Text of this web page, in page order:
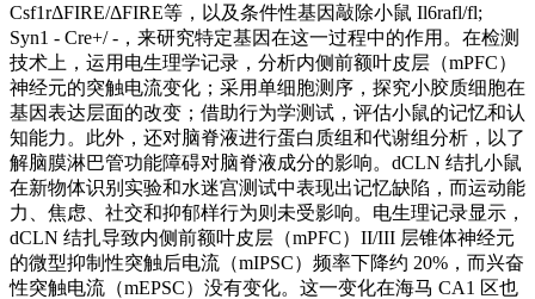
Csf1rΔFIRE/ΔFIRE等，以及条件性基因敲除小鼠 Il6rafl/fl;
Syn1 - Cre+/ -，来研究特定基因在这一过程中的作用。在检测
技术上，运用电生理学记录，分析内侧前额叶皮层（mPFC）
神经元的突触电流变化；采用单细胞测序，探究小胶质细胞在
基因表达层面的改变；借助行为学测试，评估小鼠的记忆和认
知能力。此外，还对脑脊液进行蛋白质组和代谢组分析，以了
解脑膜淋巴管功能障碍对脑脊液成分的影响。dCLN 结扎小鼠
在新物体识别实验和水迷宫测试中表现出记忆缺陷，而运动能
力、焦虑、社交和抑郁样行为则未受影响。电生理记录显示，
dCLN 结扎导致内侧前额叶皮层（mPFC）II/III 层锥体神经元
的微型抑制性突触后电流（mIPSC）频率下降约 20%，而兴奋
性突触电流（mEPSC）没有变化。这一变化在海马 CA1 区也